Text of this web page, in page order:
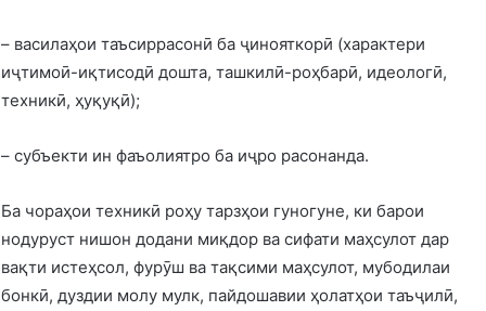
– василаҳои таъсиррасонӣ ба ҷинояткорӣ (характери
иҷтимоӣ-иқтисодӣ дошта, ташкилӣ-роҳбарӣ, идеологӣ,
техникӣ, ҳуқуқӣ);
– субъекти ин фаъолиятро ба иҷро расонанда.
Ба чораҳои техникӣ роҳу тарзҳои гуногуне, ки барои
нодуруст нишон додани миқдор ва сифати маҳсулот дар
вақти истеҳсол, фурӯш ва тақсими маҳсулот, мубодилаи
бонкӣ, дуздии молу мулк, пайдошавии ҳолатҳои таъҷилӣ,